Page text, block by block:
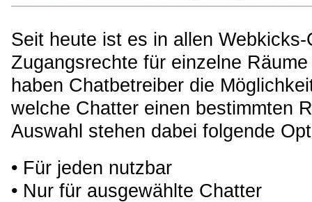
Seit heute ist es in allen
Zugangsrechte für einzelne
haben Chatbetreiber die
welche Chatter einen bestimmten
Auswahl stehen dabei folgende
• Für jeden nutzbar
• Nur für ausgewählte Chatter